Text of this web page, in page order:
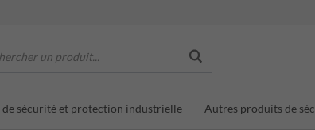
un produit...
de sécurité et protection industrielle Autres produits de